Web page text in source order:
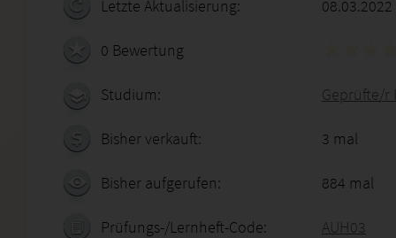
Letzte Aktualisierung: 08.03.2022
0 Bewertung
Studium: Geprüfte/r
Bisher verkauft: 3 mal
Bisher aufgerufen: 884 mal
Prüfungs-/Lernheft-Code: AUH03